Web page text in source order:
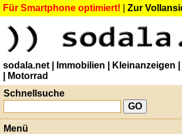
Für Smartphone optimiert! Zur
sodala.net | Immobilien | Kleinanzeigen
| Motorrad
Schnellsuche
Menü